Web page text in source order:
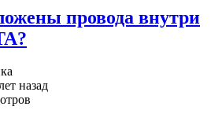
провода внутри
назад